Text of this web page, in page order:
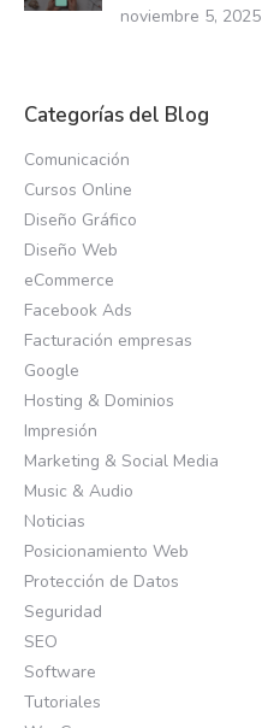
noviembre 5, 2025
Categorías del Blog
Comunicación
Cursos Online
Diseño Gráfico
Diseño Web
eCommerce
Facebook Ads
Facturación empresas
Google
Hosting & Dominios
Impresión
Marketing & Social Media
Music & Audio
Noticias
Posicionamiento Web
Protección de Datos
Seguridad
SEO
Software
Tutoriales